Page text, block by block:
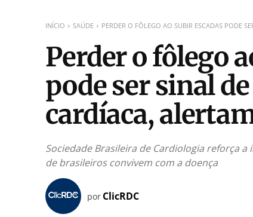
INÍCIO SAÚDE PERDER O FÔLEGO AO SUBIR ESCADAS PODE
Perder o fôlego
pode ser sinal
cardíaca,
Sociedade Brasileira de Cardiologia reforça
de brasileiros convivem com a doença
por ClicRDC